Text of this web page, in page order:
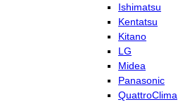
Ishimatsu
Kentatsu
Kitano
LG
Midea
Panasonic
QuattroClima